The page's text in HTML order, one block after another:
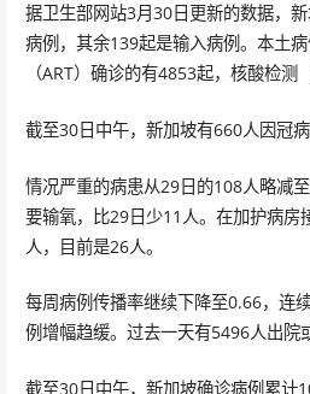
据卫生部网站3月30日更新的数据，
病例，其余139起是输入病例。本土
（ART）确诊的有4853起，核酸检测
截至30日中午，新加坡有660人因冠
情况严重的病患从29日的108人略减
要输氧，比29日少11人。在加护病房
人，目前是26人。
每周病例传播率继续下降至0.66，连
例增幅趋缓。过去一天有5496人出院
截至30日中午，新加坡确诊病例累计